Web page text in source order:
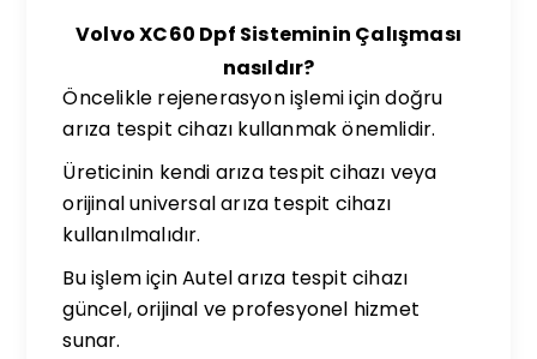
Volvo XC60 Dpf Sisteminin Çalışması
nasıldır?
Öncelikle rejenerasyon işlemi için doğru
arıza tespit cihazı kullanmak önemlidir.
Üreticinin kendi arıza tespit cihazı veya
orijinal universal arıza tespit cihazı
kullanılmalıdır.
Bu işlem için Autel arıza tespit cihazı
güncel, orijinal ve profesyonel hizmet
sunar.